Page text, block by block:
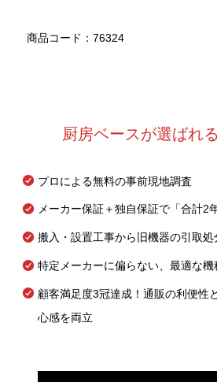
商品コード：76324
厨房ベースが選ばれ
プロによる無料の事前現地調査
メーカー保証＋独自保証で「合計2
搬入・設置工事から旧機器の引取
特定メーカーに偏らない、最適な機
顧客満足度3冠達成！通販の利便性
心感を両立